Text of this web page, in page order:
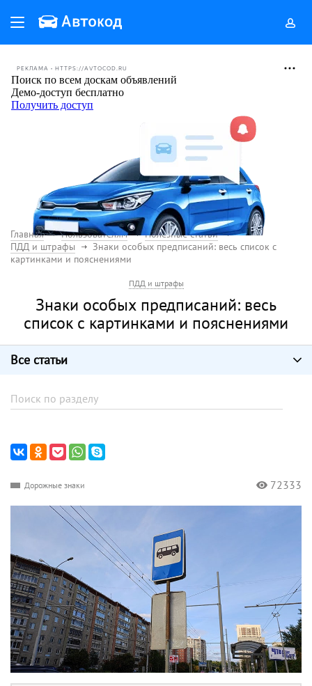
РЕКЛАМА • HTTPS://AVTOCOD.RU
Главная Пользователям
Полезные статьи
ПДД и штрафы
Знаки особых предписаний: весь список с
картинками и пояснениями
ПДД и штрафы
Знаки особых предписаний: весь
список с картинками и пояснениями
Все статьи
Дорожные знаки 72333